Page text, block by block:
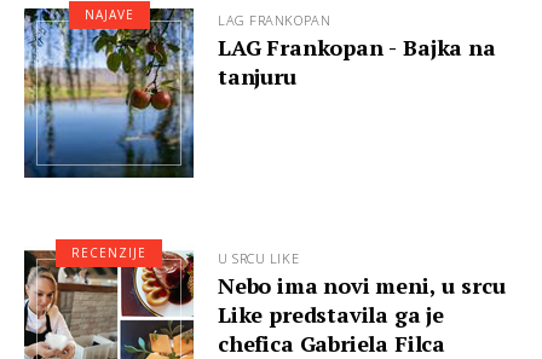
LAG FRANKOPAN
LAG Frankopan - Bajka na
tanjuru
NAJAVE
U SRCU LIKE
Nebo ima novi meni, u srcu
Like predstavila ga je
chefica Gabriela Filca
RECENZIJE